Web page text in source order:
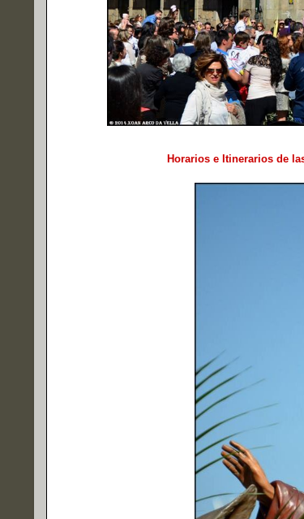
Horarios e Itinerarios de